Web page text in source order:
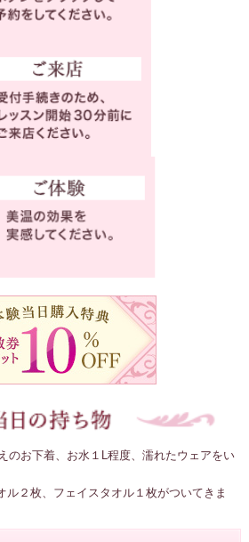
のお下着、お水１L程度、濡れたウェアをい
２枚、フェイスタオル１枚がついてきま